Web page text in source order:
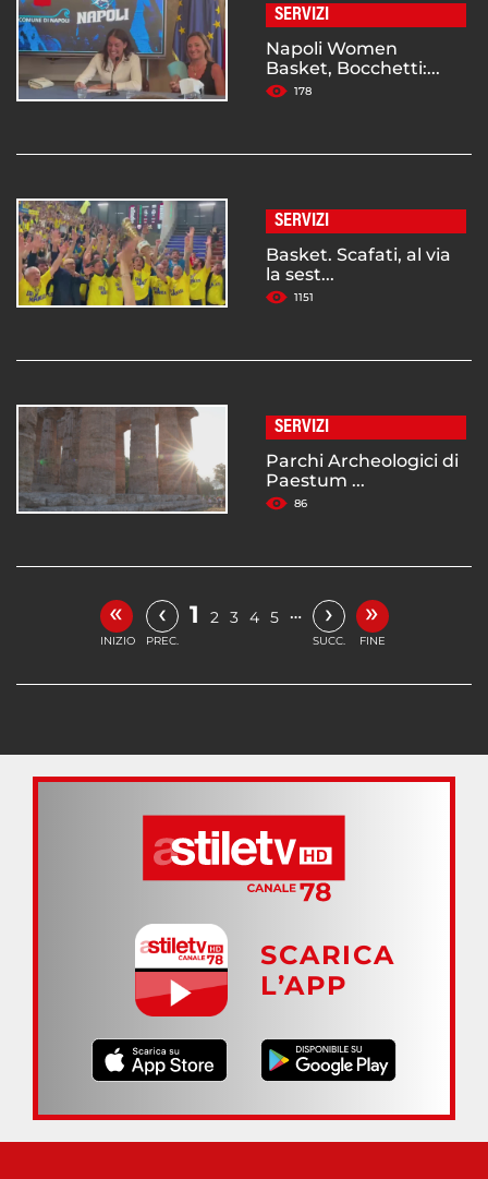
SERVIZI
Napoli Women
Basket, Bocchetti:...
178
SERVIZI
Basket. Scafati, al via
la sest...
1151
SERVIZI
Parchi Archeologici di
Paestum ...
86
«
INIZIO
‹
PREC.
1 2 3 4 5 … ›
SUCC.
»
FINE
SCARICA
L’APP